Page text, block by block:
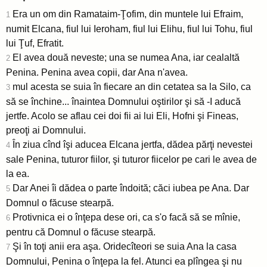
1 Era un om din Ramataim-Ţofim, din muntele lui Efraim,
numit Elcana, fiul lui Ieroham, fiul lui Elihu, fiul lui Tohu, fiul
lui Ţuf, Efratit.
2 El avea două neveste; una se numea Ana, iar cealaltă
Penina. Penina avea copii, dar Ana n'avea.
3 mul acesta se suia în fiecare an din cetatea sa la Silo, ca
să se închine... înaintea Domnului oştirilor şi să -I aducă
jertfe. Acolo se aflau cei doi fii ai lui Eli, Hofni şi Fineas,
preoţi ai Domnului.
4 În ziua cînd îşi aducea Elcana jertfa, dădea părţi nevestei
sale Penina, tuturor fiilor, şi tuturor fiicelor pe cari le avea de
la ea.
5 Dar Anei îi dădea o parte îndoită; căci iubea pe Ana. Dar
Domnul o făcuse stearpă.
6 Protivnica ei o înţepa dese ori, ca s'o facă să se mînie,
pentru că Domnul o făcuse stearpă.
7 Şi în toţi anii era aşa. Oridecîteori se suia Ana la casa
Domnului, Penina o înţepa la fel. Atunci ea plîngea şi nu